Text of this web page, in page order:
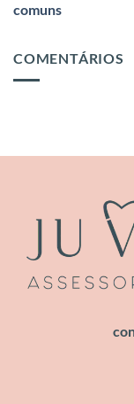
comuns
COMENTÁRIOS